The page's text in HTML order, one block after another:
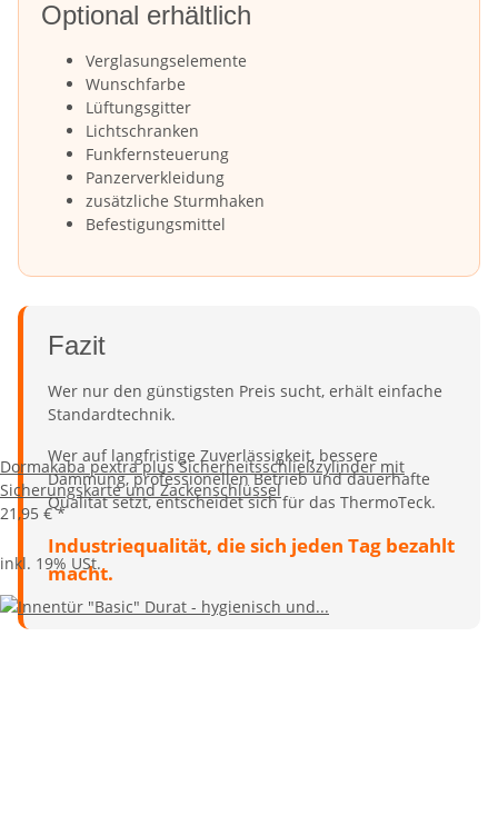
Optional erhältlich
Verglasungselemente
Wunschfarbe
Lüftungsgitter
Lichtschranken
Funkfernsteuerung
Panzerverkleidung
zusätzliche Sturmhaken
Befestigungsmittel
Fazit
Wer nur den günstigsten Preis sucht, erhält einfache
Standardtechnik.
Wer auf langfristige Zuverlässigkeit, bessere
Dämmung, professionellen Betrieb und dauerhafte
Qualität setzt, entscheidet sich für das ThermoTeck.
Industriequalität, die sich jeden Tag bezahlt
macht.
Dormakaba pextra plus Sicherheitsschließzylinder mit
Sicherungskarte und Zackenschlüssel
21,95 €*
inkl. 19% USt.